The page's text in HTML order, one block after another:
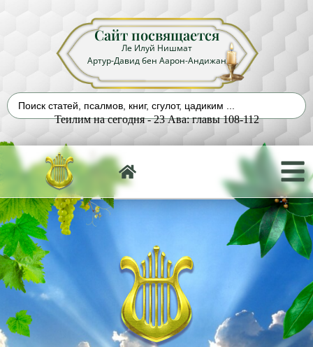
Сайт посвящается
Ле Илуй Нишмат
Артур-Давид бен Аарон-Андижан
Теилим на сегодня - 23 Ава: главы 108-112